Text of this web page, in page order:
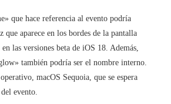
que hace referencia al evento podría
que aparece en los bordes de la pantalla
las versiones beta de iOS 18. Además,
también podría ser el nombre interno.
macOS Sequoia, que se espera
evento.